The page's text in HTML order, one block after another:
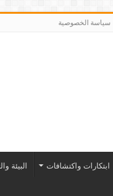
سياسة الخصوصية
ابتكارات واكتشافات البيئة